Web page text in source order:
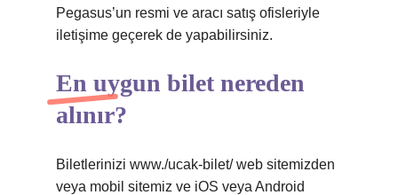
Pegasus’un resmi ve aracı satış ofisleriyle
iletişime geçerek de yapabilirsiniz.
En uygun bilet nereden
alınır?
Biletlerinizi www./ucak-bilet/ web sitemizden
veya mobil sitemiz ve iOS veya Android